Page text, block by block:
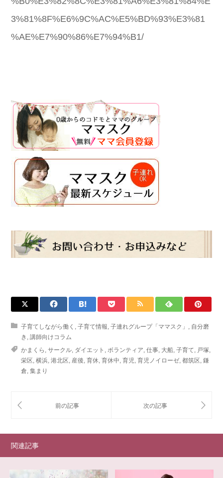
3%81%8F%E6%9C%AC%E5%BD%93%E3%81
%AE%E7%90%86%E7%94%B1/
子育てしながら働く , 子育て情報, 子連れグループ「ママスク」 , 自分磨
き , 講師向けコラム
かまくら , サークル, ダイエット , ボランティア, 仕事, 大船, 子育て, 戸塚,
栄区, 横浜, 港北区, 産後, 育休, 育休中, 育児, 育児ノイローゼ, 都筑区, 鎌
倉, 集まり
関連記事